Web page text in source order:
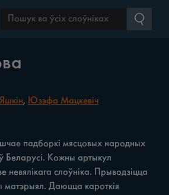
Яшкін, Юзэфа Мацкевіч
падборкі мясцовых народных
Беларусі. Кожны артыкул
невялікага слоўніка. Прыводзіцца
матэрыял. Даюцца кароткія